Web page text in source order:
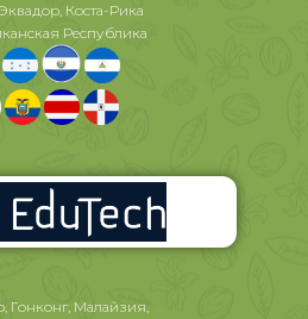
Коста-Рика
Республика
Гонконг, Малайзия,